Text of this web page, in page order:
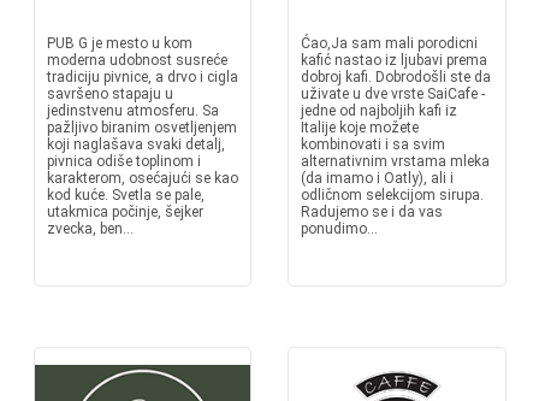
PUB G je mesto u kom
moderna udobnost susreće
tradiciju pivnice, a drvo i cigla
savršeno stapaju u
jedinstvenu atmosferu. Sa
pažljivo biranim osvetljenjem
koji naglašava svaki detalj,
pivnica odiše toplinom i
karakterom, osećajući se kao
kod kuće. Svetla se pale,
utakmica počinje, šejker
zvecka, ben...
Ćao,Ja sam mali porodicni
kafić nastao iz ljubavi prema
dobroj kafi. Dobrodošli ste da
uživate u dve vrste SaiCafe -
jedne od najboljih kafi iz
Italije koje možete
kombinovati i sa svim
alternativnim vrstama mleka
(da imamo i Oatly), ali i
odličnom selekcijom sirupa.
Radujemo se i da vas
ponudimo...